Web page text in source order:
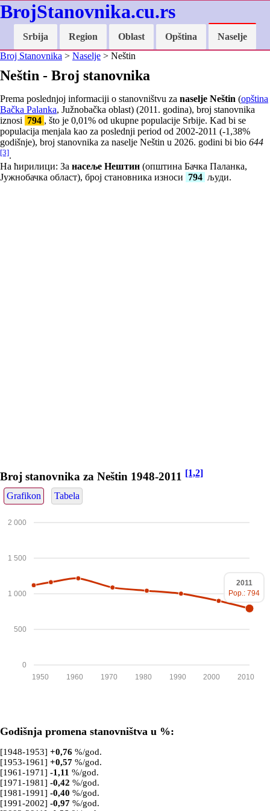
BrojStanovnika.cu.rs
Srbija Region Oblast Opština
Naselje
Broj Stanovnika > Naselje > Neštin
Neštin - Broj stanovnika
Prema poslednjoj informaciji o stanovništvu za naselje Neštin (opština
Bačka Palanka, Južnobačka oblast) (2011. godina), broj stanovnika
iznosi 794 , što je 0,01% od ukupne populacije Srbije. Kad bi se
populacija menjala kao za poslednji period od 2002-2011 (-1,38%
godišnje), broj stanovnika za naselje Neštin u 2026. godini bi bio 644
[3].
На ћирилици: За насеље Нештин (општина Бачка Паланка,
Јужнобачка област), број становника износи 794 људи.
Broj stanovnika za Neštin 1948-2011 [1,2]
Grafikon Tabela
0
500
1 000
1 500
2 000
2010
2000
1990
1980
1970
1960
1950
2011
Pop.: 794
Godišnja promena stanovništva u %:
[1948-1953] +0,76 %/god.
[1953-1961] +0,57 %/god.
[1961-1971] -1,11 %/god.
[1971-1981] -0,42 %/god.
[1981-1991] -0,40 %/god.
[1991-2002] -0,97 %/god.